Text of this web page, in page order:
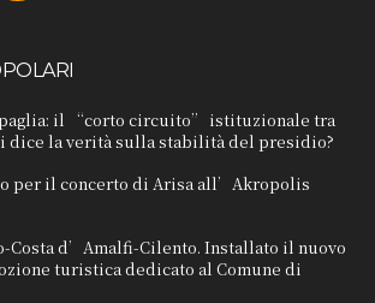
il “corto circuito” istituzionale tra
dice la verità sulla stabilità del presidio?
per il concerto di Arisa all’Akropolis
Costa d’Amalfi-Cilento. Installato il nuovo
turistica dedicato al Comune di